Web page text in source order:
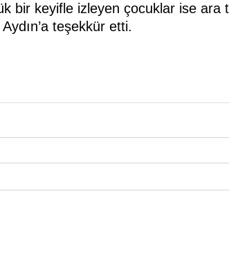
bir keyifle izleyen çocuklar ise ara
teşekkür etti.